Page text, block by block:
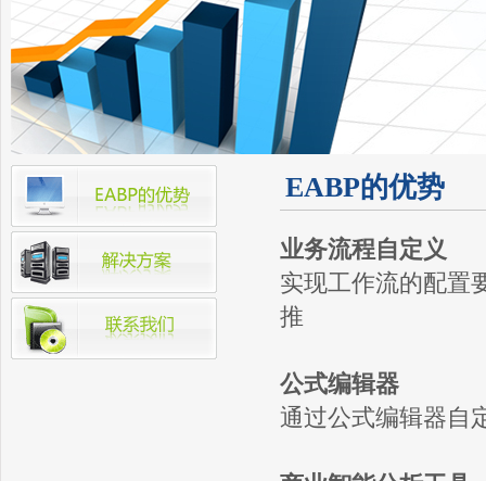
EABP的优势
业务流程自定义
实现工作流的配置
推
公式编辑器
通过公式编辑器自